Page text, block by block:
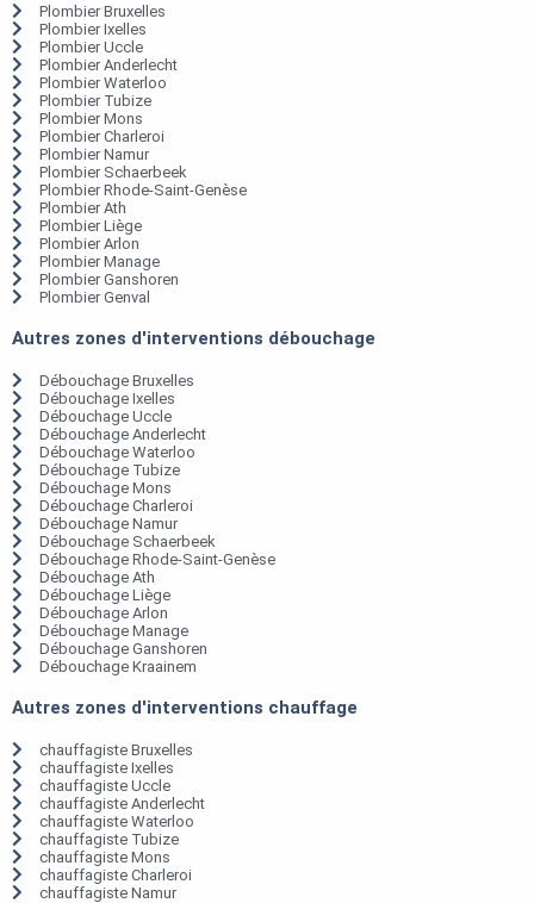
Plombier Bruxelles
Plombier Ixelles
Plombier Uccle
Plombier Anderlecht
Plombier Waterloo
Plombier Tubize
Plombier Mons
Plombier Charleroi
Plombier Namur
Plombier Schaerbeek
Plombier Rhode-Saint-Genèse
Plombier Ath
Plombier Liège
Plombier Arlon
Plombier Manage
Plombier Ganshoren
Plombier Genval
Autres zones d'interventions débouchage
Débouchage Bruxelles
Débouchage Ixelles
Débouchage Uccle
Débouchage Anderlecht
Débouchage Waterloo
Débouchage Tubize
Débouchage Mons
Débouchage Charleroi
Débouchage Namur
Débouchage Schaerbeek
Débouchage Rhode-Saint-Genèse
Débouchage Ath
Débouchage Liège
Débouchage Arlon
Débouchage Manage
Débouchage Ganshoren
Débouchage Kraainem
Autres zones d'interventions chauffage
chauffagiste Bruxelles
chauffagiste Ixelles
chauffagiste Uccle
chauffagiste Anderlecht
chauffagiste Waterloo
chauffagiste Tubize
chauffagiste Mons
chauffagiste Charleroi
chauffagiste Namur